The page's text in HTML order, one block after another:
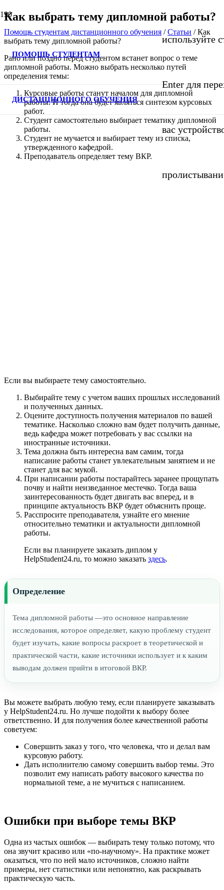
ПОМОЩЬ СТУДЕНТАМ
ДИСТАНЦИОННОГО ОБУЧЕНИЯ
используйте
Enter для
вас
Как выбрать тему дипломной работы?
Помощь студентам дистанционного обучения /Статьи /Как
выбрать тему дипломной работы?
Рано или поздно перед студентом встанет вопрос о теме
дипломной работы. Можно выбрать несколько путей
определения темы:
Курсовые работы станут началом для дипломной
работы. И тогда она будет являться синтезом курсовых
работ.
Студент самостоятельно выбирает тематику дипломной
работы.
Студент не мучается и выбирает тему из списка,
утвержденного кафедрой.
Преподаватель определяет тему ВКР.
Если вы выбираете тему самостоятельно.
Выбирайте тему с учетом ваших прошлых исследований
и полученных данных.
Оцените доступность получения материалов по вашей
тематике. Насколько сложно вам будет получить данные,
ведь кафедра может потребовать у вас ссылки на
иностранные источники.
Тема должна быть интересна вам самим, тогда
написание работы станет увлекательным занятием и не
станет для вас мукой.
При написании работы постарайтесь заранее прощупать
почву и найти неизведанное местечко. Тогда ваша
заинтересованность будет двигать вас вперед, и в
принципе актуальность ВКР будет объяснить проще.
Расспросите преподавателя, узнайте его мнение
относительно тематики и актуальности дипломной
работы.
Если вы планируете заказать диплом у
HelpStudent24.ru, то можно заказать здесь.
Определение
Тема дипломной работы —это основное направление
исследования, которое определяет, какую проблему студент
будет изучать, какие вопросы раскроет в теоретической и
практической части, какие источники использует и к каким
выводам должен прийти в итоговой ВКР.
Вы можете выбрать любую тему, если планируете заказывать
у HelpStudent24.ru. Но лучше подойти к выбору более
ответственно. И для получения более качественной работы
советуем:
Совершить заказ у того, что человека, что и делал вам
курсовую работу.
Дать исполнителю самому совершить выбор темы. Это
позволит ему написать работу высокого качества по
нормальной теме, а не мучиться с написанием.
Ошибки при выборе темы ВКР
Одна из частых ошибок — выбирать тему только потому, что
она звучит красиво или «по-научному». На практике может
оказаться, что по ней мало источников, сложно найти
примеры, нет статистики или непонятно, как раскрывать
практическую часть.